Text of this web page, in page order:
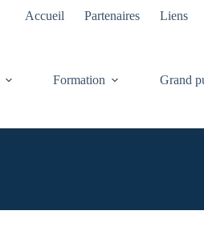
Accueil Partenaires Liens
Formation Grand